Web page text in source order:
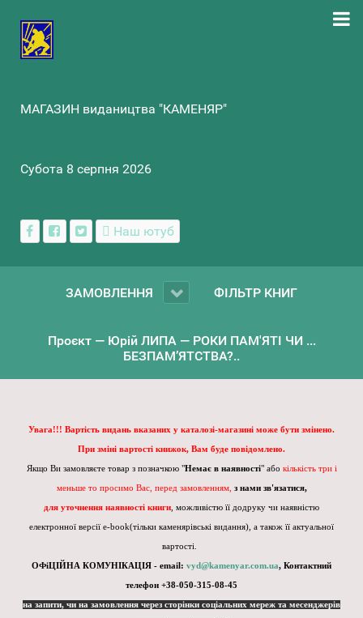
МАГАЗИН видаництва "КАМЕНЯР"
Субота 8 серпня 2026
Наш ютуб
ЗАМОВЛЕННЯ ФІЛЬТР КНИГ
Проєкт — Юрій ЛИПА — РОКИ ПАМ'ЯТІ ЧИ ...
БЕЗПАМ’ЯТСТВА?..
Увага!!! Вартість видань вказаних у каталозі-магазині може бути змінено.
При зміні вартості книжок, Вам буде повідомлено.
Якщо Ви замовляєте товар з позначкою "Немає в наявності" або кількість три і
меньше то просимо Вас, перед замовленням, з нами зв'язатися,
для уточнення наявності книги , можливістю її додруку чи наявністю
електронної версії e-book(тільки каменярівські видання), а також її актуальної
вартості.
ОФіЦІЙНА КОМУНІКАЦІЯ - email: vyd@kamenyar.com.ua, Контактний
телефон +38-050-315-08-45
на запити, чи на замовлення через сторінки соціальних мереж та месенджерів